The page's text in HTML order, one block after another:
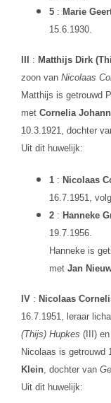
5 : Marie
15.6.1930.
: Matthijs Dirk
zoon van Nicolaas
Matthijs is getrouwd
met Cornelia
10.3.1921, dochter
Uit dit huwelijk:
1 : Nicolaas
16.7.1951,
2 : Hanneke
19.7.1956.
Hanneke is
met Jan
IV : Nicolaas
16.7.1951, leraar
(Thijs) Hupkes (III) en
Nicolaas is getrouwd
Klein, dochter van
Uit dit huwelijk: